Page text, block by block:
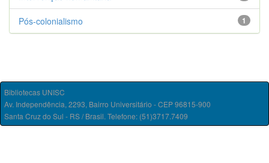
1
Pós-colonialismo
Bibliotecas UNISC
Av. Independência, 2293, Bairro Universitário - CEP 96815-900
Santa Cruz do Sul - RS / Brasil. Telefone: (51)3717.7409